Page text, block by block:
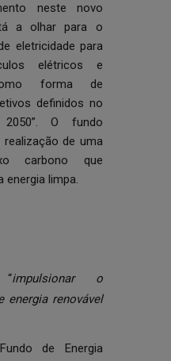
neste novo
a olhar para o
eletricidade para
elétricos e
forma de
definidos no
2050”. O fundo
de uma
carbono que
energia limpa.
impulsionar o
energia renovável
de Energia